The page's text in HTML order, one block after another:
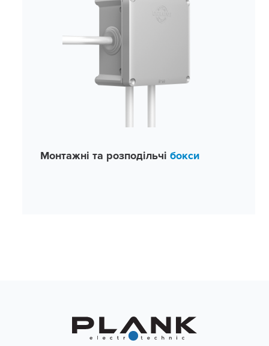
Монтажні та розподільчібокси